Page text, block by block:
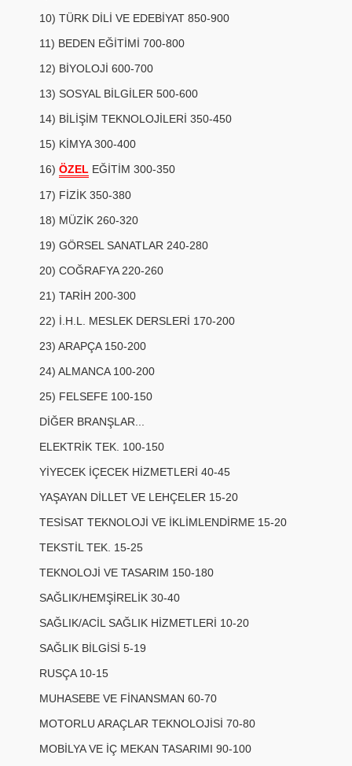
10) TÜRK DİLİ VE EDEBİYAT 850-900
11) BEDEN EĞİTİMİ 700-800
12) BİYOLOJİ 600-700
13) SOSYAL BİLGİLER 500-600
14) BİLİŞİM TEKNOLOJİLERİ 350-450
15) KİMYA 300-400
16) ÖZEL EĞİTİM 300-350
17) FİZİK 350-380
18) MÜZİK 260-320
19) GÖRSEL SANATLAR 240-280
20) COĞRAFYA 220-260
21) TARİH 200-300
22) İ.H.L. MESLEK DERSLERİ 170-200
23) ARAPÇA 150-200
24) ALMANCA 100-200
25) FELSEFE 100-150
DİĞER BRANŞLAR...
ELEKTRİK TEK. 100-150
YİYECEK İÇECEK HİZMETLERİ 40-45
YAŞAYAN DİLLET VE LEHÇELER 15-20
TESİSAT TEKNOLOJİ VE İKLİMLENDİRME 15-20
TEKSTİL TEK. 15-25
TEKNOLOJİ VE TASARIM 150-180
SAĞLIK/HEMŞİRELİK 30-40
SAĞLIK/ACİL SAĞLIK HİZMETLERİ 10-20
SAĞLIK BİLGİSİ 5-19
RUSÇA 10-15
MUHASEBE VE FİNANSMAN 60-70
MOTORLU ARAÇLAR TEKNOLOJİSİ 70-80
MOBİLYA VE İÇ MEKAN TASARIMI 90-100